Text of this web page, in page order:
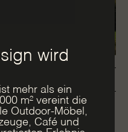
wird
mehr als ein
m² vereint die
Outdoor-Möbel,
Café und